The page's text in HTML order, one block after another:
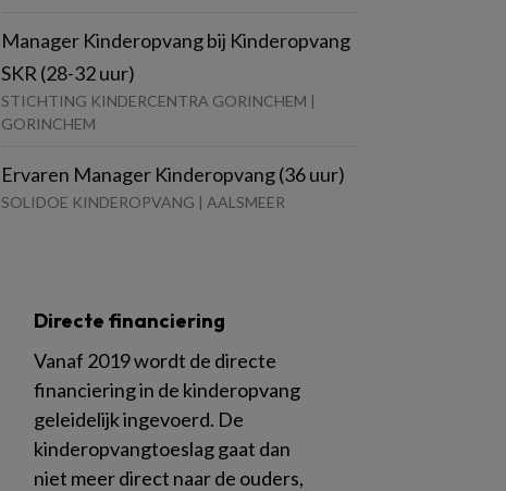
Manager Kinderopvang bij Kinderopvang
SKR (28-32 uur)
STICHTING KINDERCENTRA GORINCHEM |
GORINCHEM
Ervaren Manager Kinderopvang (36 uur)
SOLIDOE KINDEROPVANG | AALSMEER
Directe financiering
Vanaf 2019 wordt de directe
financiering in de kinderopvang
geleidelijk ingevoerd. De
kinderopvangtoeslag gaat dan
niet meer direct naar de ouders,